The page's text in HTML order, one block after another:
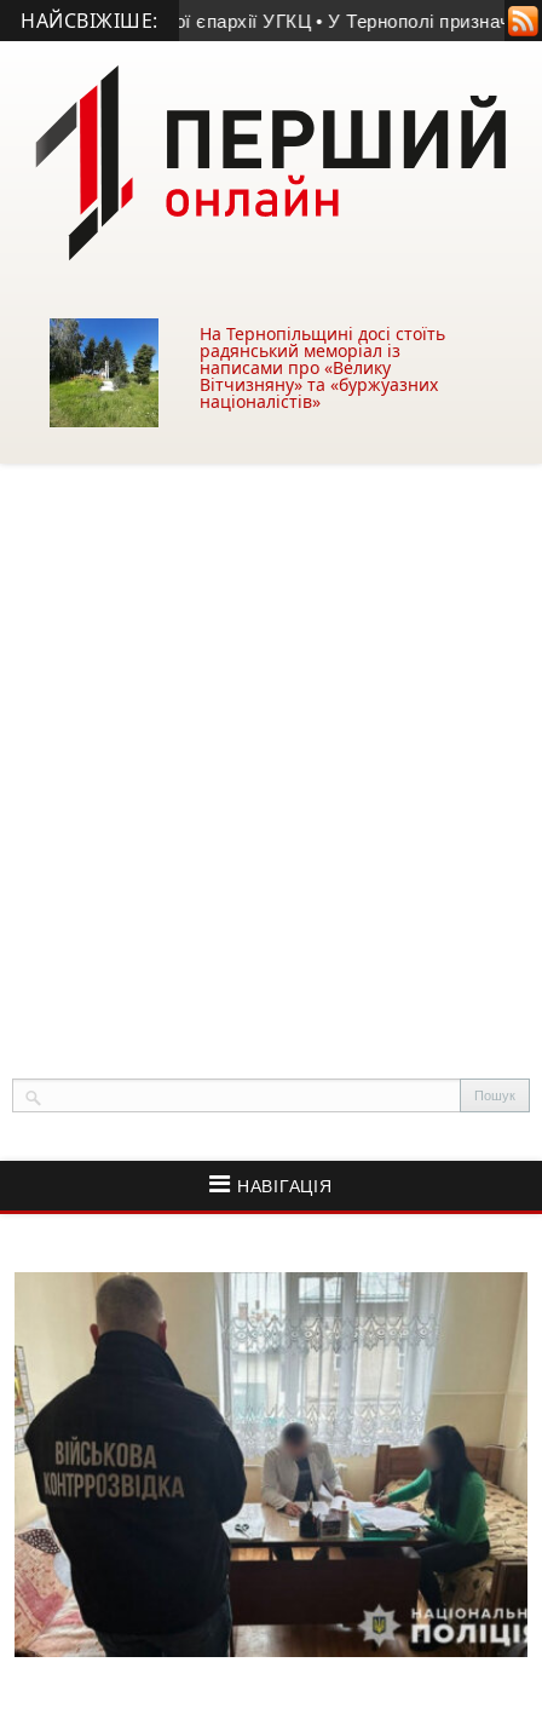
НАЙСВІЖІШЕ:
для Бучацької єпархії УГКЦ • У Тернополі призначили
На Тернопільщині досі стоїть
радянський меморіал із
написами про «Велику
Вітчизняну» та «буржуазних
націоналістів»
НАВІГАЦІЯ